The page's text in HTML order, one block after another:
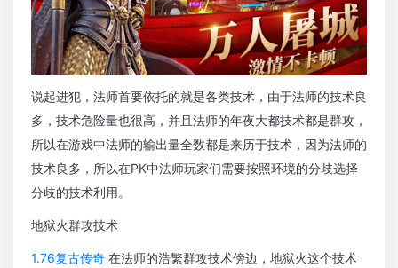
说起进犯，法师首要依托的就是各类技术，由于法师的技术良
多，技术危险量也很高，并且法师的年夜大都技术都是群攻，
所以在游戏中法师的输出量全数都是来历于技术，因为法师的
技术良多，所以在PK中法师玩家们需要按照环境的分歧选择
分歧的技术利用。
地狱火群攻技术
1.76复古传奇 在法师的浩繁群攻技术傍边，地狱火这个技术